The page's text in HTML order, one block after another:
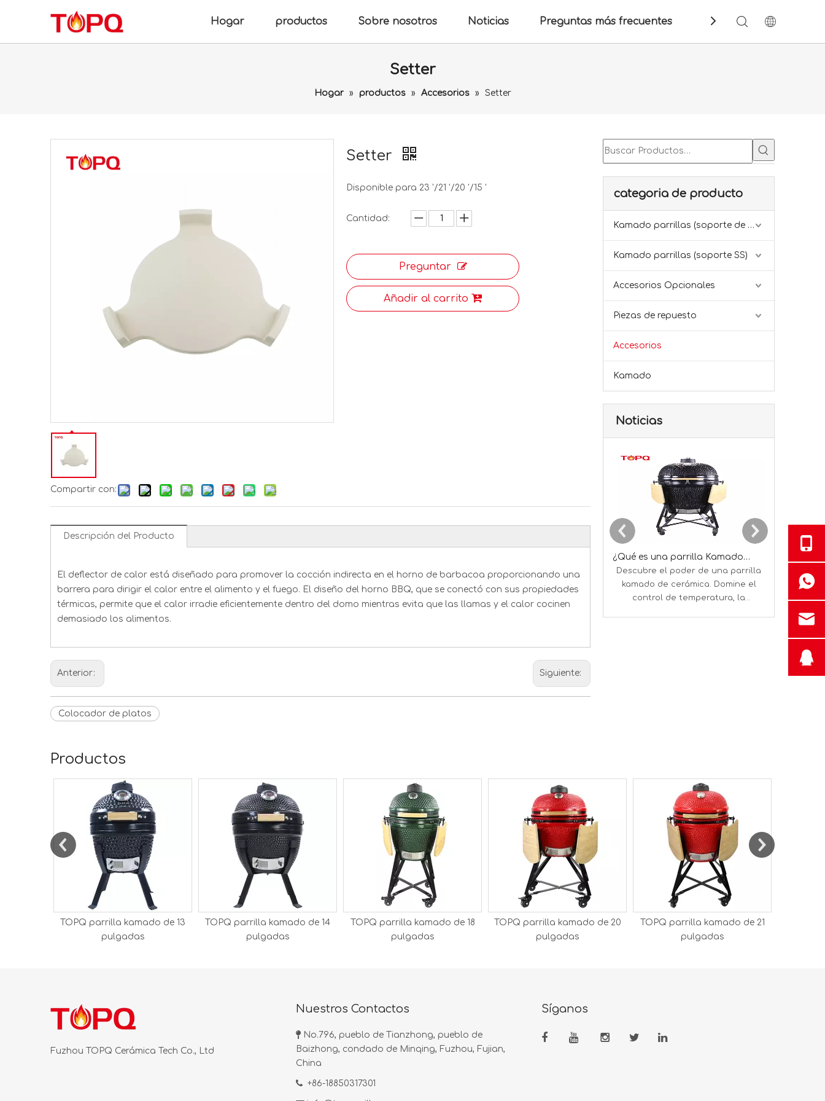
Hogar productos Sobre nosotros Noticias Preguntas más frecuentes Contáctenos
Setter
Hogar » productos » Accesorios » Setter
Compartir con:
Setter
Disponible para 23 '/21 '/20 '/15 '
Cantidad:
Preguntar
Añadir al carrito
Descripción del Producto
El deflector de calor está diseñado para promover la cocción indirecta en el horno de barbacoa proporcionando una
barrera para dirigir el calor entre el alimento y el fuego. El diseño del horno BBQ, que se conectó con sus propiedades
térmicas, permite que el calor irradie eficientemente dentro del domo mientras evita que las llamas y el calor cocinen
demasiado los alimentos.
Anterior: Siguiente:
Colocador de platos
categoria de producto
Kamado parrillas (soporte de hierro)
Kamado parrillas (soporte SS)
Accesorios Opcionales
Piezas de repuesto
Accesorios
Kamado
Noticias
¿Qué es una parrilla Kamado y cómo funciona?
Descubre el poder de una parrilla
kamado de cerámica. Domine el
control de temperatura, la
una
Conozca
y cómo
< >
Productos
TOPQ parrilla kamado de 13
pulgadas
TOPQ parrilla kamado de 14
pulgadas
TOPQ parrilla kamado de 18
pulgadas
TOPQ parrilla kamado de 20
pulgadas
TOPQ parrilla kamado de 21
pulgadas
Fuzhou TOPQ Cerámica Tech Co., Ltd
Nuestros Contactos
 No.796, pueblo de Tianzhong, pueblo de
Baizhong, condado de Minqing, Fuzhou, Fujian,
China
 +86-18850317301
Síganos
    